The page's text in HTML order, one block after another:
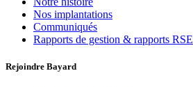
Nos implantations
Communiqués
Rapports de gestion & rapports RSE
Rejoindre Bayard